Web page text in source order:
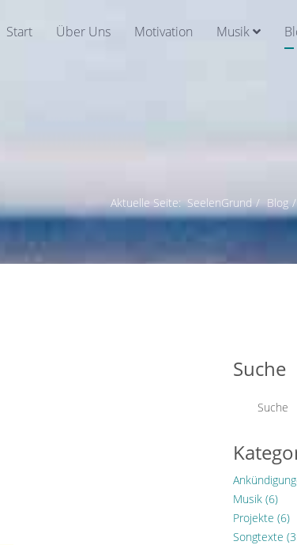
Start Über Uns Motivation Musik
Aktuelle Seite:SeelenGrund Blog
Suche
Musik(6)
Projekte (6)
Songtexte